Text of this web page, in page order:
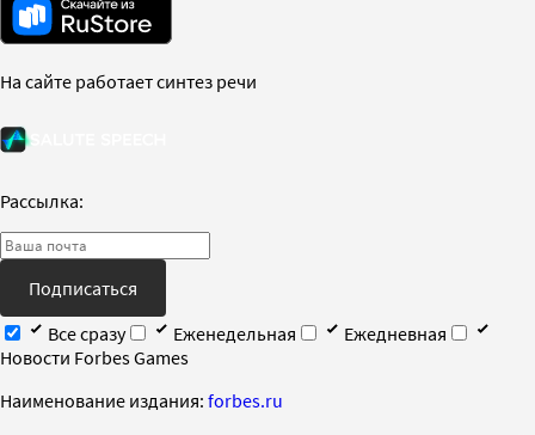
На сайте работает синтез речи
Рассылка:
Подписаться
Все сразу
Еженедельная
Ежедневная
Новости Forbes Games
Наименование издания: forbes.ru